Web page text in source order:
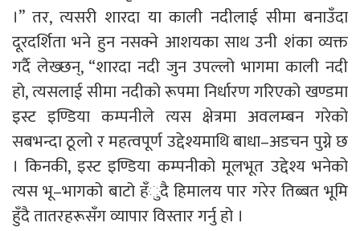
।” तर, त्यसरी शारदा या काली नदीलाई सीमा बनाउँदा
दूरदर्शिता भने हुन नसक्ने आशयका साथ उनी शंका व्यक्त
गर्दै लेख्छन्, “शारदा नदी जुन उपल्लो भागमा काली नदी
हो, त्यसलाई सीमा नदीको रूपमा निर्धारण गरिएको खण्डमा
इस्ट इण्डिया कम्पनीले त्यस क्षेत्रमा अवलम्बन गरेको
सबभन्दा ठूलो र महत्वपूर्ण उद्देश्यमाथि बाधा–अडचन पुग्ने छ
। किनकी, इस्ट इण्डिया कम्पनीको मूलभूत उद्देश्य भनेको
त्यस भू–भागको बाटो हँुदै हिमालय पार गरेर तिब्बत भूमि
हुँदै तातरहरूसँग व्यापार विस्तार गर्नु हो ।